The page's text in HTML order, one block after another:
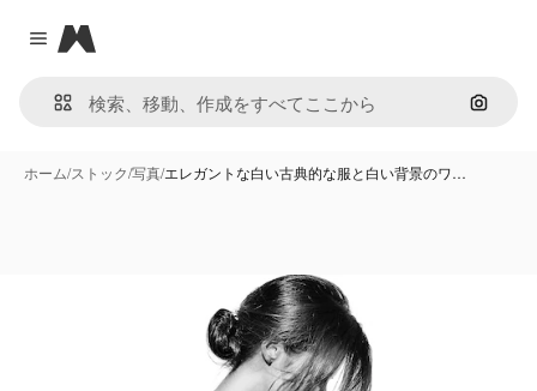
Close menu
Magnific
画像で
ホーム/ストック/写真/エレガントな白い古典的な服と白い背景のワ…